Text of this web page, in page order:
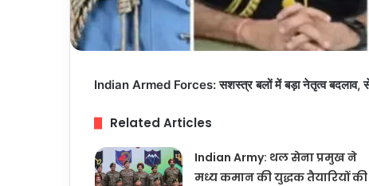
Indian Armed Forces: सशस्त्र बलों में बड़ा नेतृत्व बदलाव,
Related Articles
Indian Army: थल सेना प्रमुख ने
मध्य कमान की युद्धक तैयारियों की